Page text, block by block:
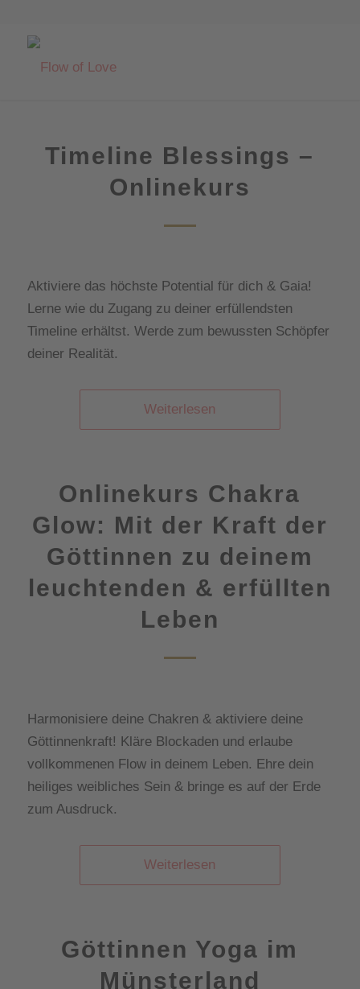
Timeline Blessings –
Onlinekurs
Aktiviere das höchste Potential für dich & Gaia!
Lerne wie du Zugang zu deiner erfüllendsten
Timeline erhältst. Werde zum bewussten Schöpfer
deiner Realität.
Weiterlesen
Onlinekurs Chakra
Glow: Mit der Kraft der
Göttinnen zu deinem
leuchtenden & erfüllten
Leben
Harmonisiere deine Chakren & aktiviere deine
Göttinnenkraft! Kläre Blockaden und erlaube
vollkommenen Flow in deinem Leben. Ehre dein
heiliges weibliches Sein & bringe es auf der Erde
zum Ausdruck.
Weiterlesen
Göttinnen Yoga im
Münsterland